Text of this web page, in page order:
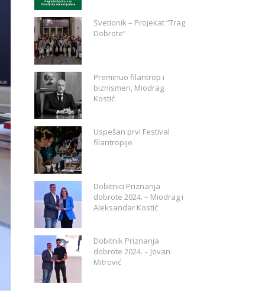
Svetionik – Projekat “Trag
Dobrote”
Preminuo filantrop i
biznismen, Miodrag
Kostić
Uspešan prvi Festival
filantropije
Dobitnici Priznanja
dobrote 2024. – Miodrag i
Aleksandar Kostić
Dobitnik Priznanja
dobrote 2024. – Jovan
Mitrović